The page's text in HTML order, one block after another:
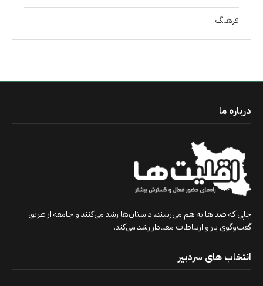
فرهنگ
درباره ما
جایی که صداها به هم می‌رسند، داستان‌ها رشد می‌کنند و جامعه از طریق
گفت‌وگوی باز و ارتباطات معنادار رشد می‌کند.
انتخاب های سردبیر